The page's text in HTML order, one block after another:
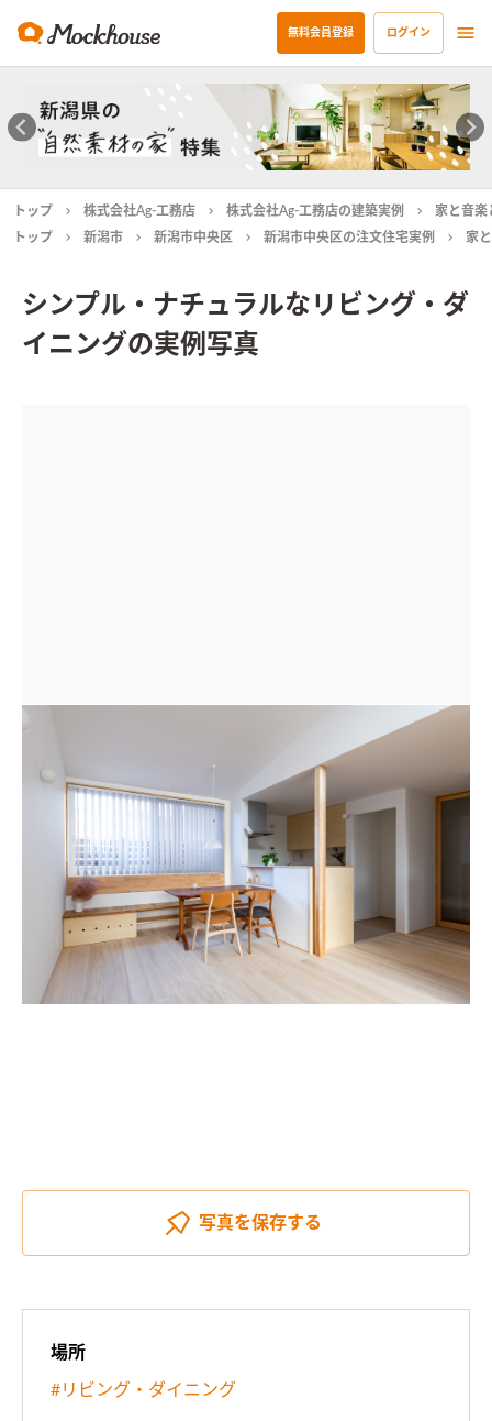
無料会員登録 ログイン
トップ 株式会社Ag-工務店 株式会社Ag-工務店の建築実例
家と音楽
トップ
新潟市 新潟市中央区 新潟市中央区の注文住宅実例 家
シンプル・ナチュラルなリビング・ダ
イニングの実例写真
写真を保存する
場所
#リビング・ダイニング